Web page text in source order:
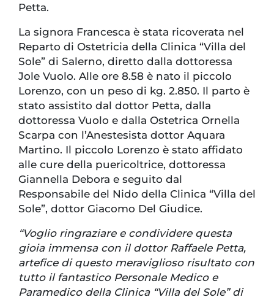
Petta.
La signora Francesca è stata ricoverata nel
Reparto di Ostetricia della Clinica “Villa del
Sole” di Salerno, diretto dalla dottoressa
Jole Vuolo. Alle ore 8.58 è nato il piccolo
Lorenzo, con un peso di kg. 2.850. Il parto è
stato assistito dal dottor Petta, dalla
dottoressa Vuolo e dalla Ostetrica Ornella
Scarpa con l’Anestesista dottor Aquara
Martino. Il piccolo Lorenzo è stato affidato
alle cure della puericoltrice, dottoressa
Giannella Debora e seguito dal
Responsabile del Nido della Clinica “Villa del
Sole”, dottor Giacomo Del Giudice.
“Voglio ringraziare e condividere questa
gioia immensa con il dottor Raffaele Petta,
artefice di questo meraviglioso risultato con
tutto il fantastico Personale Medico e
Paramedico della Clinica “Villa del Sole” di